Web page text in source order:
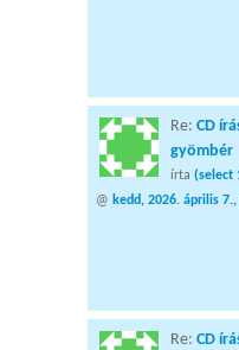
Re: CD
gyömbér
írta (select
@ kedd, 2026. április
Re: CD